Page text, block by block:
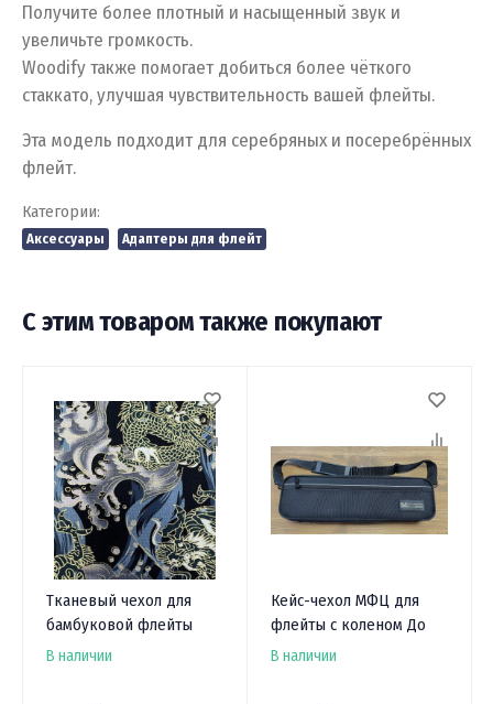
Получите более плотный и насыщенный звук и
увеличьте громкость.
Woodify также помогает добиться более чёткого
стаккато, улучшая чувствительность вашей флейты.
Эта модель подходит для серебряных и посеребрённых
флейт.
Категории:
Аксессуары Адаптеры для флейт
С этим товаром также покупают
Тканевый чехол для
бамбуковой флейты
В наличии
Кейс-чехол МФЦ для
флейты с коленом До
В наличии